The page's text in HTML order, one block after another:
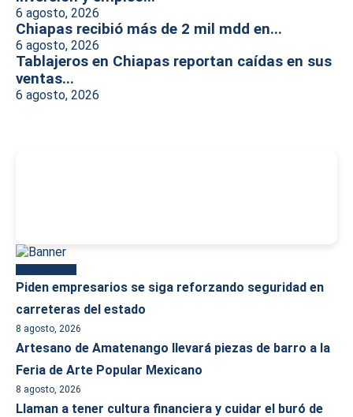
6 agosto, 2026
Chiapas recibió más de 2 mil mdd en...
6 agosto, 2026
Tablajeros en Chiapas reportan caídas en sus
ventas...
6 agosto, 2026
Piden empresarios se siga reforzando seguridad en
carreteras del estado
8 agosto, 2026
Artesano de Amatenango llevará piezas de barro a la
Feria de Arte Popular Mexicano
8 agosto, 2026
Llaman a tener cultura financiera y cuidar el buró de